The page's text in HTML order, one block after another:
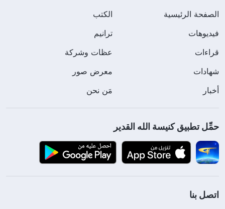
الصفحة الرئيسية
الكتب
فيديوهات
ترانيم
قراءات
عظات وشركة
شهادات
معرض صور
أخبار
مَن نحن
حمِّل تطبيق كنيسة الله القدير
اتصل بنا